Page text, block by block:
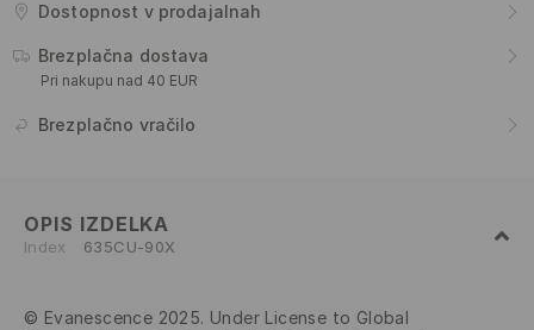
Dostopnost v prodajalnah
Brezplačna dostava
Pri nakupu nad 40 EUR
Brezplačno vračilo
OPIS IZDELKA
Index 635CU-90X
© Evanescence 2025. Under License to Global